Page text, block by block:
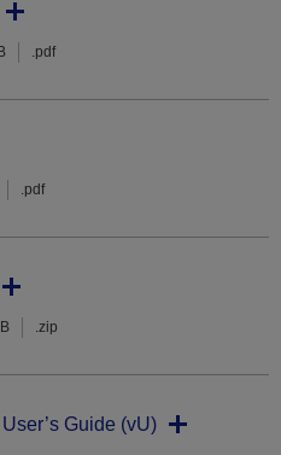
.pdf
.pdf
.zip
Guide (vU)